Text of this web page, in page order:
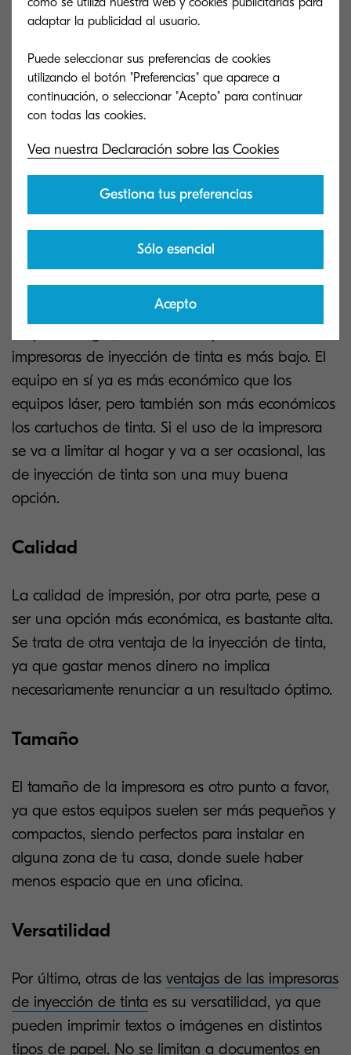
Ventajas de la impresora de
inyección de tinta
Al comienzo del artículo, hemos indicado que
hogar. Esto, se debe a sus características, que
suponen ciertas ventajas a los usuarios en el
ámbito doméstico.
Costo
impresoras de inyección de tinta es más bajo. El
equipo en sí ya es más económico que los
equipos láser, pero también son más económicos
los cartuchos de tinta. Si el uso de la impresora
se va a limitar al hogar y va a ser ocasional, las
de inyección de tinta son una muy buena
opción.
Calidad
La calidad de impresión, por otra parte, pese a
ser una opción más económica, es bastante alta.
Se trata de otra ventaja de la inyección de tinta,
ya que gastar menos dinero no implica
necesariamente renunciar a un resultado óptimo.
Tamaño
El tamaño de la impresora es otro punto a favor,
ya que estos equipos suelen ser más pequeños y
compactos, siendo perfectos para instalar en
alguna zona de tu casa, donde suele haber
menos espacio que en una oficina.
Versatilidad
Por último, otras de las ventajas de las impresoras
de inyección de tinta es su versatilidad, ya que
pueden imprimir textos o imágenes en distintos
tipos de papel. No se limitan a documentos en
adaptar la publicidad al usuario.
Puede seleccionar sus preferencias de cookies
utilizando el botón "Preferencias" que aparece a
continuación, o seleccionar "Acepto" para continuar
Vea nuestra Declaración sobre las Cookies
Gestiona tus preferencias
Sólo esencial
Acepto